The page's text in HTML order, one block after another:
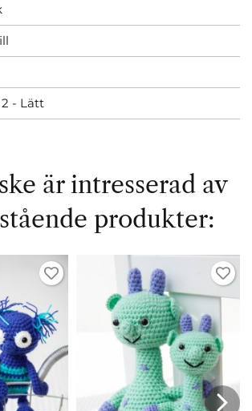
2 - Lätt
är intresserad av
produkter: